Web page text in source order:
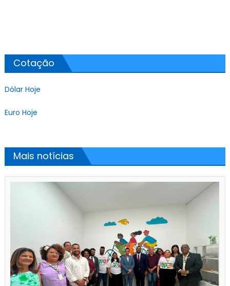
Cotação
Dólar Hoje
Euro Hoje
Mais notícias